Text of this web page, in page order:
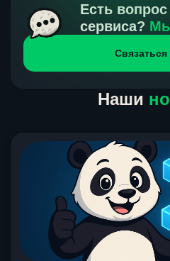
получения нами средств от
направлений курс, указанный
окончательным. Если
чат на сайте, мы поможем
Есть
сервиса?
Связаться
Наши